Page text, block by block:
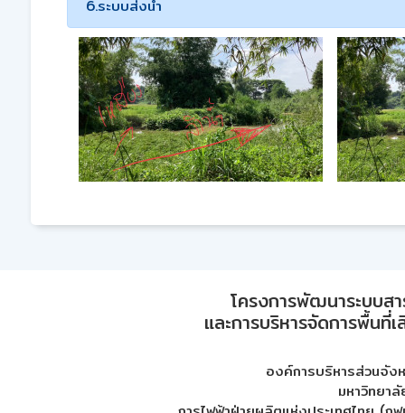
6.ระบบส่งน้ำ
โครงการพัฒนาระบบส
และการบริหารจัดการพื้นที่
องค์การบริหารส่วนจัง
มหาวิทยา